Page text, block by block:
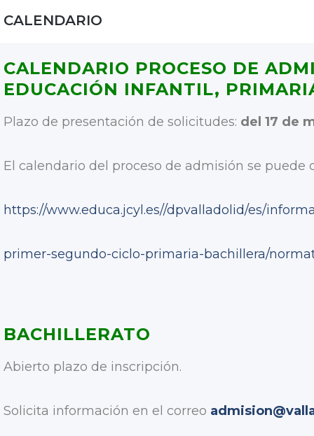
CALENDARIO
CALENDARIO PROCESO DE
EDUCACIÓN INFANTIL,
Plazo de presentación de solicitudes: del 17 de
El calendario del proceso de admisión se puede
https://www.educa.jcyl.es//dpvalladolid/es/
primer-segundo-ciclo-primaria-bachillera/
BACHILLERATO
Abierto plazo de inscripción.
Solicita información en el correo